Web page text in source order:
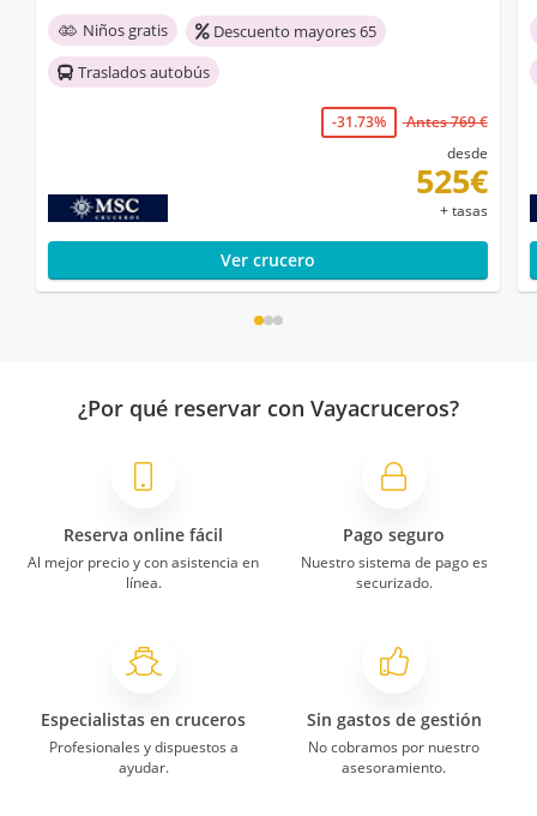
Niños gratis
Descuento mayores 65
Traslados autobús
-31.73%
Antes 769 €
desde
525€
+ tasas
Ver crucero
¿Por qué reservar con Vayacruceros?
Reserva online fácil
Al mejor precio y con asistencia en
línea.
Pago seguro
Nuestro sistema de pago es
securizado.
Especialistas en cruceros
Profesionales y dispuestos a
ayudar.
Sin gastos de gestión
No cobramos por nuestro
asesoramiento.